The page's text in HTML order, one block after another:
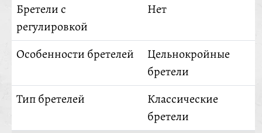
Бретели с
регулировкой
Нет
Особенности бретелей
Цельнокройные
бретели
Тип бретелей
Классические
бретели